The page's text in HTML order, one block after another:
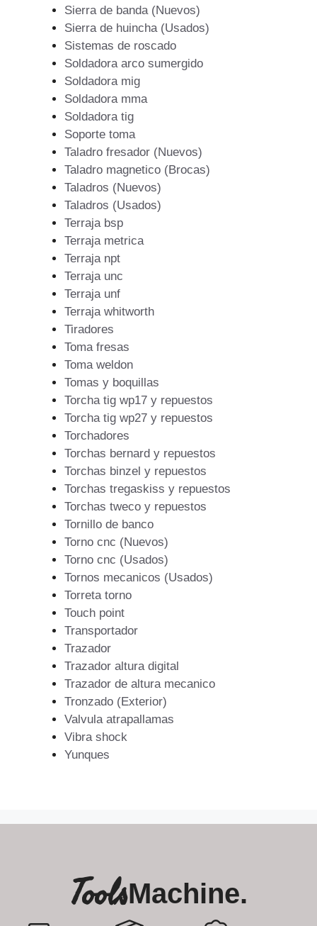
Sierra de banda (Nuevos)
Sierra de huincha (Usados)
Sistemas de roscado
Soldadora arco sumergido
Soldadora mig
Soldadora mma
Soldadora tig
Soporte toma
Taladro fresador (Nuevos)
Taladro magnetico (Brocas)
Taladros (Nuevos)
Taladros (Usados)
Terraja bsp
Terraja metrica
Terraja npt
Terraja unc
Terraja unf
Terraja whitworth
Tiradores
Toma fresas
Toma weldon
Tomas y boquillas
Torcha tig wp17 y repuestos
Torcha tig wp27 y repuestos
Torchadores
Torchas bernard y repuestos
Torchas binzel y repuestos
Torchas tregaskiss y repuestos
Torchas tweco y repuestos
Tornillo de banco
Torno cnc (Nuevos)
Torno cnc (Usados)
Tornos mecanicos (Usados)
Torreta torno
Touch point
Transportador
Trazador
Trazador altura digital
Trazador de altura mecanico
Tronzado (Exterior)
Valvula atrapallamas
Vibra shock
Yunques
ToolsMachine.